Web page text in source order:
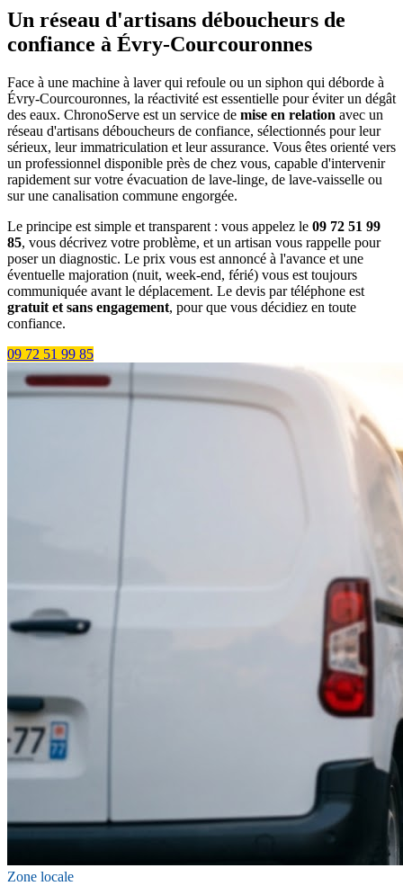
Un réseau d'artisans déboucheurs de
confiance à Évry-Courcouronnes
Face à une machine à laver qui refoule ou un siphon qui déborde à
Évry-Courcouronnes, la réactivité est essentielle pour éviter un dégât
des eaux. ChronoServe est un service de mise en relation avec un
réseau d'artisans déboucheurs de confiance, sélectionnés pour leur
sérieux, leur immatriculation et leur assurance. Vous êtes orienté vers
un professionnel disponible près de chez vous, capable d'intervenir
rapidement sur votre évacuation de lave-linge, de lave-vaisselle ou
sur une canalisation commune engorgée.
Le principe est simple et transparent : vous appelez le 09 72 51 99
85, vous décrivez votre problème, et un artisan vous rappelle pour
poser un diagnostic. Le prix vous est annoncé à l'avance et une
éventuelle majoration (nuit, week-end, férié) vous est toujours
communiquée avant le déplacement. Le devis par téléphone est
gratuit et sans engagement, pour que vous décidiez en toute
confiance.
09 72 51 99 85
Zone locale